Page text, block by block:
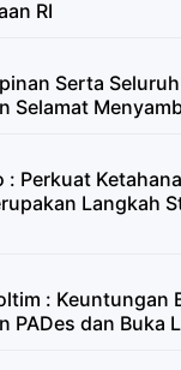
RI
Serta
Selamat
: Perkuat
Langkah
: Keuntungan
PADes dan Buka